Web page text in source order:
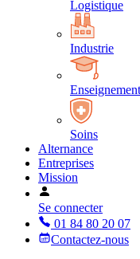
Logistique
Industrie
Enseignement
Soins
Alternance
Entreprises
Mission
Se connecter
01 84 80 20 07
Contactez-nous